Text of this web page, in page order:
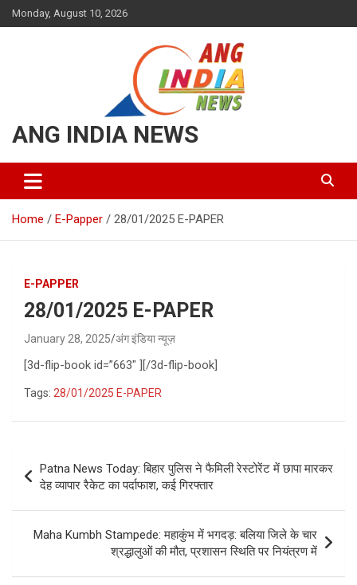
Skip
to
Monday, August 10, 2026
ANG INDIA NEWS
Home E-Papper 28/01/2025 E-PAPER
E-PAPPER
28/01/2025 E-PAPER
January 28, 2025 अंग इंडिया न्यूज़
[3d-flip-book id=”663″ ][/3d-flip-book]
Tags: 28/01/2025 E-PAPER
navigation
Patna News Today: बिहार पुलिस ने फैमिली रेस्टोरेंट में छापा मारकर
देह व्यापार रैकेट का पर्दाफाश, कई गिरफ्तार
Maha Kumbh Stampede: महाकुंभ में भगदड़: बलिया जिले के चार
श्रद्धालुओं की मौत, प्रशासन स्थिति पर नियंत्रण में